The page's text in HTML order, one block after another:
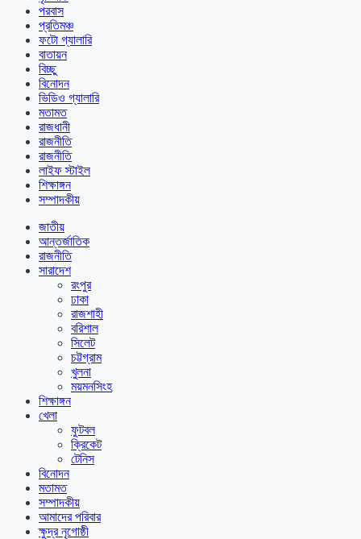
পরবাস
প্রতিমঞ্চ
ফটো গ্যালারি
বাতায়ন
বিচ্ছু
বিনোদন
ভিডিও গ্যালারি
মতামত
রাজধানী
রাজনীতি
রাজনীতি
লাইফ স্টাইল
শিক্ষাঙ্গন
সম্পাদকীয়
জাতীয়
আন্তর্জাতিক
রাজনীতি
সারাদেশ
রংপুর
ঢাকা
রাজশাহী
বরিশাল
সিলেট
চট্টগ্রাম
খুলনা
ময়মনসিংহ
শিক্ষাঙ্গন
খেলা
ফুটবল
ক্রিকেট
টেনিস
বিনোদন
মতামত
সম্পাদকীয়
আমাদের পরিবার
ক্ষুদ্র নৃগোষ্ঠী